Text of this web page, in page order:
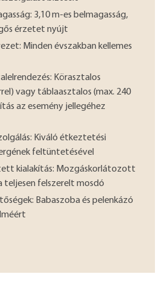
3,10 m-es belmagasság,
érzetet nyújt
Minden évszakban kellemes
Körasztalos
vagy táblaasztalos (max. 240
az esemény jellegéhez
Kiváló étkeztetési
feltüntetésével
kialakítás: Mozgáskorlátozott
teljesen felszerelt mosdó
Babaszoba és pelenkázó